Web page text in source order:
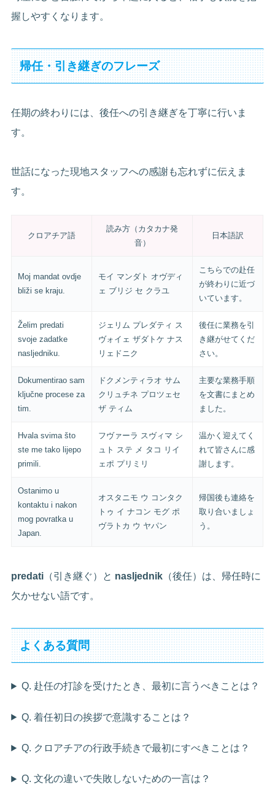
握しやすくなります。
帰任・引き継ぎのフレーズ
任期の終わりには、後任への引き継ぎを丁寧に行いま
す。
世話になった現地スタッフへの感謝も忘れずに伝えま
す。
クロアチア語
読み方（カタカナ発
音）
日本語訳
Moj mandat ovdje
bliži se kraju.
モイ マンダト オヴディ
ェ ブリジ セ クラユ
こちらでの赴任
が終わりに近づ
いています。
Želim predati
svoje zadatke
nasljedniku.
ジェリム プレダティ ス
ヴォイェ ザダトケ ナス
リェドニク
後任に業務を引
き継がせてくだ
さい。
Dokumentirao sam
ključne procese za
tim.
ドクメンティラオ サム
クリュチネ プロツェセ
ザ ティム
主要な業務手順
を文書にまとめ
ました。
Hvala svima što
ste me tako lijepo
primili.
フヴァーラ スヴィマ シ
ュト ステ メ タコ リイ
ェポ プリミリ
温かく迎えてく
れて皆さんに感
謝します。
Ostanimo u
kontaktu i nakon
mog povratka u
Japan.
オスタニモ ウ コンタク
トゥ イ ナコン モグ ポ
ヴラトカ ウ ヤパン
帰国後も連絡を
取り合いましょ
う。
predati （引き継ぐ）と nasljednik （後任）は、帰任時に
欠かせない語です。
よくある質問
Q. 赴任の打診を受けたとき、最初に言うべきことは？
Q. 着任初日の挨拶で意識することは？
Q. クロアチアの行政手続きで最初にすべきことは？
Q. 文化の違いで失敗しないための一言は？